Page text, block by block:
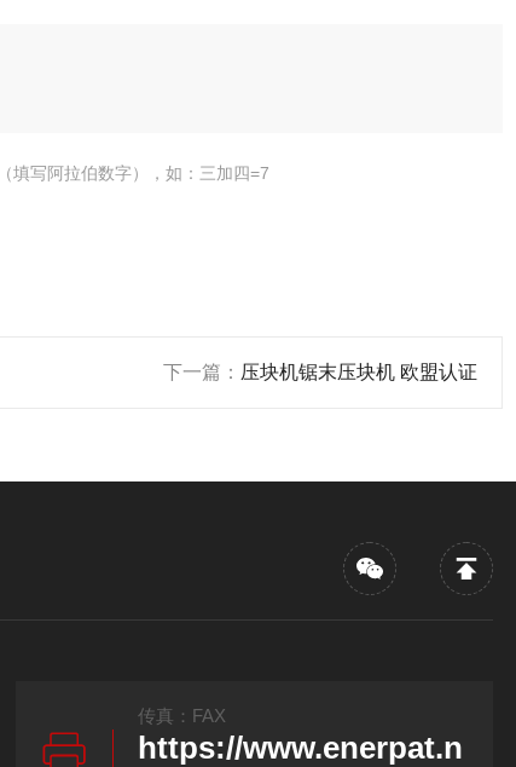
填写阿拉伯数字），如：三加四=7
下一篇： 压块机锯末压块机 欧盟认证
传真：FAX
https://www.enerpat.n